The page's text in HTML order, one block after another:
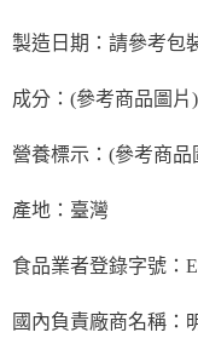
製造日期：請參考包
成分：(參考商品圖片)
營養標示：(參考商品
產地：臺灣
食品業者登錄字號：
國內負責廠商名稱：